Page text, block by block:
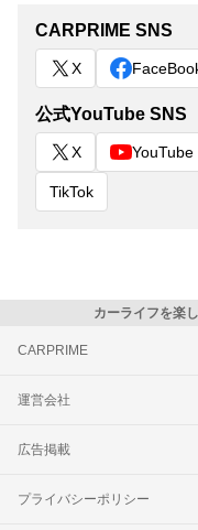
CARPRIME SNS
X
公式YouTube SNS
X YouTube
TikTok
カーライフを楽
CARPRIME
運営会社
広告掲載
プライバシーポリシー